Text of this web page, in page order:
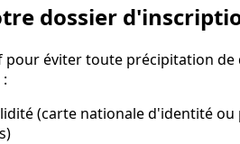
dossier
éviter toute précipitation de
(carte nationale d'identité ou